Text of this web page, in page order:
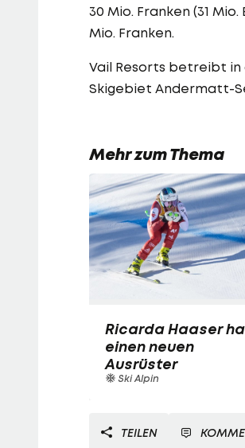
30 Mio. Franken (31
Mio. Franken.
Vail Resorts betreibt in
Skigebiet Andermatt-
Mehr zum Thema
Ricarda Haaser
einen neuen
Ausrüster
Ski Alpin
TEILEN